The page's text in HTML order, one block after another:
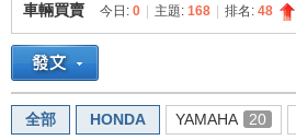
»
車輛買賣 今日: 0 主題: 168 排名: 48
全部 HONDA YAMAHA 20